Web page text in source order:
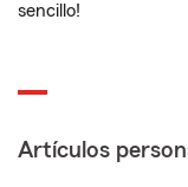
sencillo!
Artículos